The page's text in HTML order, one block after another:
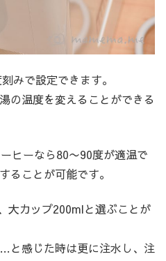
みで設定できます。
の温度を変えることができる
ヒーなら80〜90度が適温で
ることが可能です。
大カップ200mlと選ぶことが
と感じた時は更に注水し、注